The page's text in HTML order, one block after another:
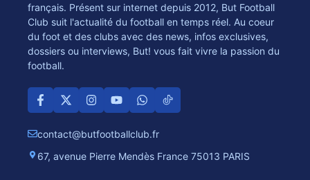
français. Présent sur internet depuis 2012, But Football
Club suit l'actualité du football en temps réel. Au coeur
du foot et des clubs avec des news, infos exclusives,
dossiers ou interviews, But! vous fait vivre la passion du
football.
contact@butfootballclub.fr
67, avenue Pierre Mendès France 75013 PARIS